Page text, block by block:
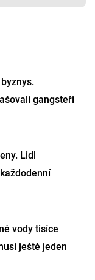
gangsteři
Lidl
vody tisíce
ještě jeden